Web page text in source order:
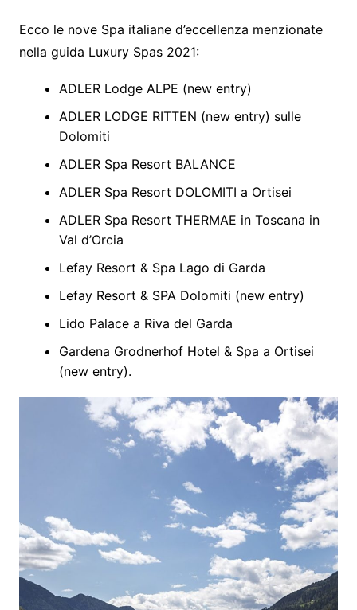
Ecco le nove Spa italiane d’eccellenza menzionate
nella guida Luxury Spas 2021:
ADLER Lodge ALPE (new entry)
ADLER LODGE RITTEN (new entry) sulle
Dolomiti
ADLER Spa Resort BALANCE
ADLER Spa Resort DOLOMITI a Ortisei
ADLER Spa Resort THERMAE in Toscana in
Val d’Orcia
Lefay Resort & Spa Lago di Garda
Lefay Resort & SPA Dolomiti (new entry)
Lido Palace a Riva del Garda
Gardena Grodnerhof Hotel & Spa a Ortisei
(new entry).